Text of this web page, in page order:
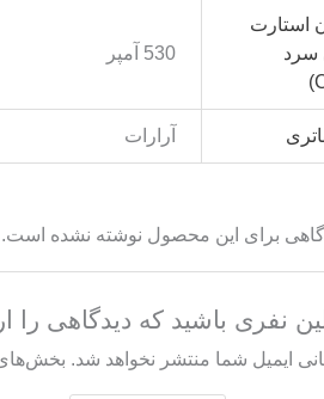
استارت
سرد
530 آمپر
آرارات
برای این محصول نوشته نشده است.
نفری باشید که دیدگاهی را ارسال می
ایمیل شما منتشر نخواهد شد. بخش‌های